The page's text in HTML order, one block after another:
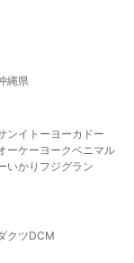
縄県
ンイトーヨーカドー
ーケー ヨークベニマル
いかり フジグラン
クツDCM